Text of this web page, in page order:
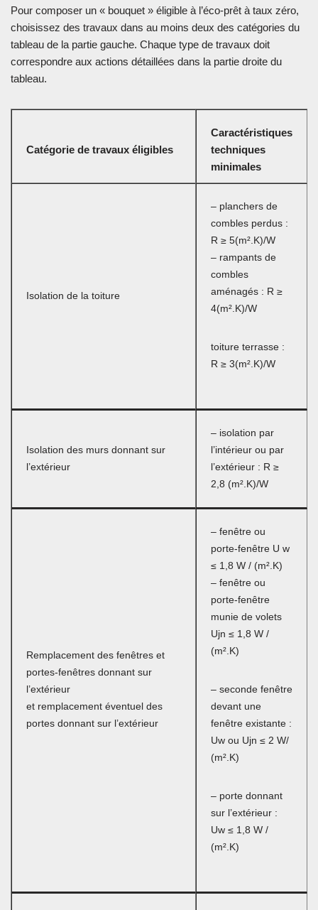
Pour composer un « bouquet » éligible à l’éco-prêt à taux zéro,
choisissez des travaux dans au moins deux des catégories du
tableau de la partie gauche. Chaque type de travaux doit
correspondre aux actions détaillées dans la partie droite du
tableau.
Catégorie de travaux éligibles
Caractéristiques
techniques
minimales
Isolation de la toiture
– planchers de
combles perdus :
R ≥ 5(m².K)/W
– rampants de
combles
aménagés : R ≥
4(m².K)/W
toiture terrasse :
R ≥ 3(m².K)/W
Isolation des murs donnant sur
l’extérieur
– isolation par
l’intérieur ou par
l’extérieur : R ≥
2,8 (m².K)/W
Remplacement des fenêtres et
portes-fenêtres donnant sur
l’extérieur
et remplacement éventuel des
portes donnant sur l’extérieur
– fenêtre ou
porte-fenêtre U w
≤ 1,8 W / (m².K)
– fenêtre ou
porte-fenêtre
munie de volets
Ujn ≤ 1,8 W /
(m².K)
– seconde fenêtre
devant une
fenêtre existante :
Uw ou Ujn ≤ 2 W/
(m².K)
– porte donnant
sur l’extérieur :
Uw ≤ 1,8 W /
(m².K)